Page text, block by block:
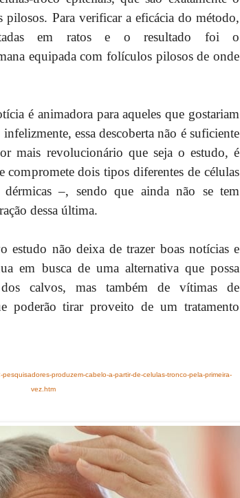
Para verificar a eficácia do método,
em ratos e o resultado foi o
equipada com folículos pilosos de onde
é animadora para aqueles que gostariam
essa descoberta não é suficiente
mais revolucionário que seja o estudo, é
compromete dois tipos diferentes de células
–, sendo que ainda não se tem
dessa última.
estudo não deixa de trazer boas notícias e
em busca de uma alternativa que possa
calvos, mas também de vítimas de
poderão tirar proveito de um tratamento
produzem-cabelo-a-partir-de-celulas-tronco-pela-primeira-
vez.htm